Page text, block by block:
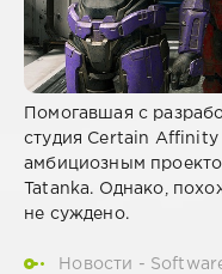
Помогавшая с
студия Certain Affinity
амбициозным
Tatanka. Однако,
не суждено.
Новости -